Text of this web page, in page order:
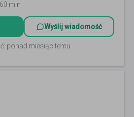
min
Wyślij wiadomość
ponad miesiąc temu